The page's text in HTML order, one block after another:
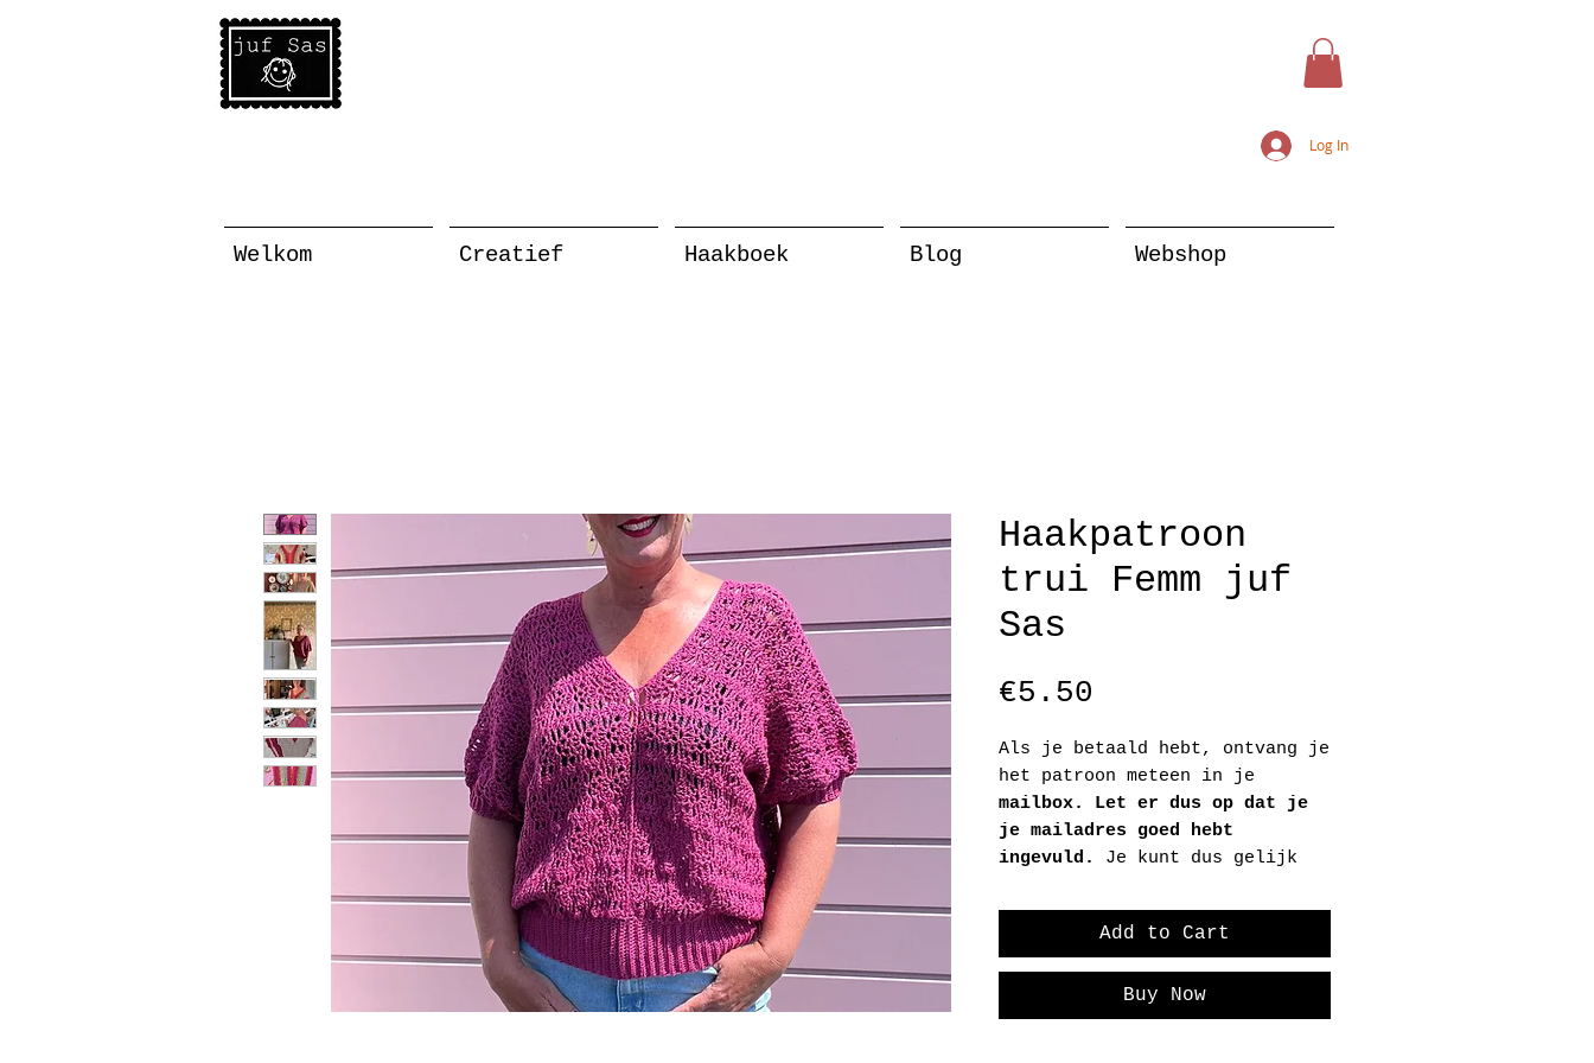
Log In
Welkom Creatief Haakboek Blog Webshop
Haakpatroon
trui Femm juf
Sas
€5.50
Als je betaald hebt, ontvang je
het patroon meteen in je
mailbox. Let er dus op dat je
je mailadres goed hebt
ingevuld. Je kunt dus gelijk
Let er op dat je het patroon
binnen 30 dagen hebt gedownload
en sla het patroon meteen op
(op je computer, of nog beter
Add to Cart
Buy Now